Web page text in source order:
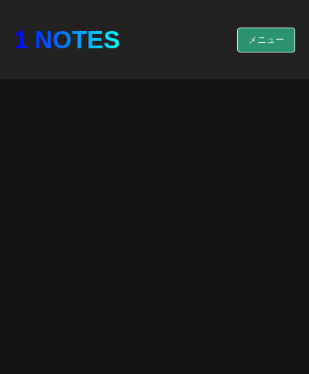
1 NOTES メニュー